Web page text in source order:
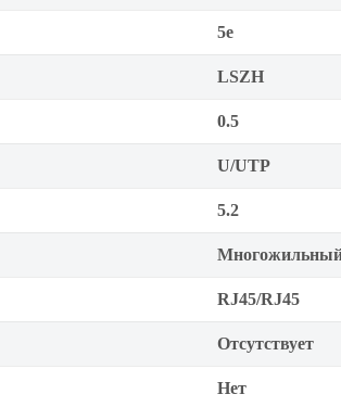
5е
LSZH
0.5
U/UTP
5.2
RJ45/RJ45
Отсутствует
Нет